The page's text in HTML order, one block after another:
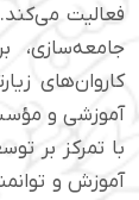
فعالیت
جامعه‌سازی،
کاروان‌های
آموزشی و
با تمرکز بر
آموزش و